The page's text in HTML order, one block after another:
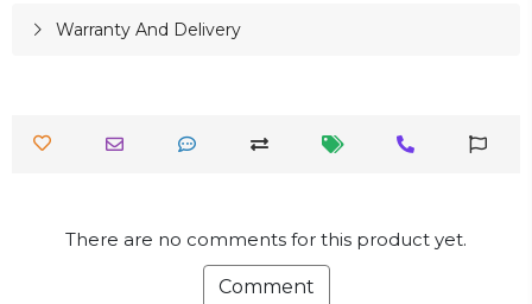
Warranty And Delivery
There are no comments for this product yet.
Comment